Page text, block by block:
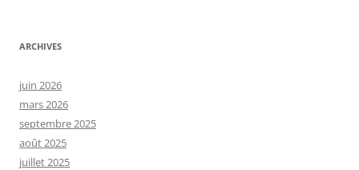
ARCHIVES
juin 2026
mars 2026
septembre 2025
août 2025
juillet 2025